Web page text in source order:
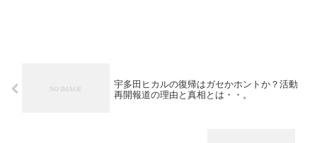
宇多田ヒカルの復帰はガセかホントか？活動
再開報道の理由と真相とは・・。